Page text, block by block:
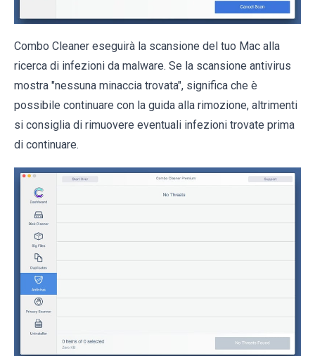
Combo Cleaner eseguirà la scansione del tuo Mac alla
ricerca di infezioni da malware. Se la scansione antivirus
mostra "nessuna minaccia trovata", significa che è
possibile continuare con la guida alla rimozione, altrimenti
si consiglia di rimuovere eventuali infezioni trovate prima
di continuare.